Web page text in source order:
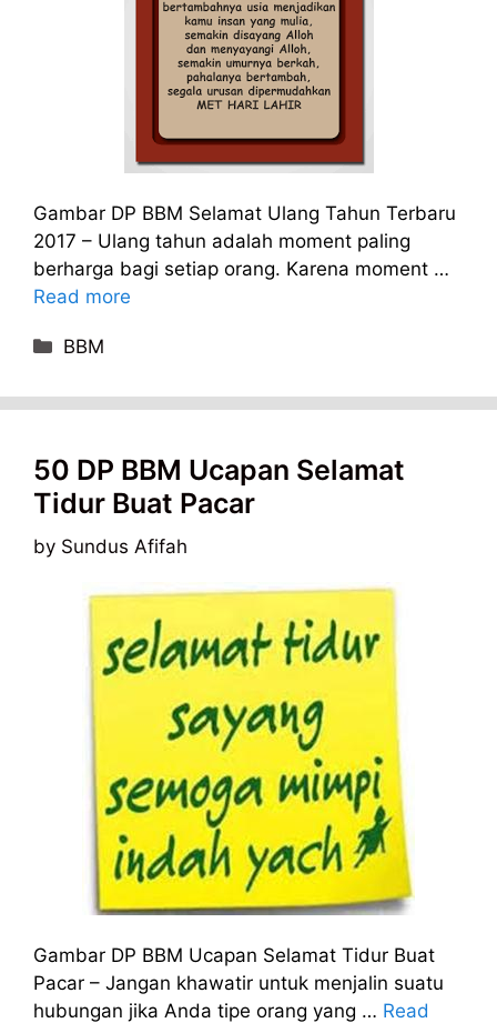
Gambar DP BBM Selamat Ulang Tahun Terbaru
2017 – Ulang tahun adalah moment paling
berharga bagi setiap orang. Karena moment …
Read more
Categories
BBM
50 DP BBM Ucapan Selamat
Tidur Buat Pacar
by Sundus Afifah
Gambar DP BBM Ucapan Selamat Tidur Buat
Pacar – Jangan khawatir untuk menjalin suatu
hubungan jika Anda tipe orang yang … Read